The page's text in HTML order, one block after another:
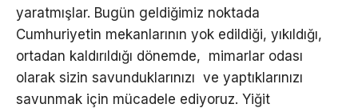
yaratmışlar. Bugün geldiğimiz noktada
Cumhuriyetin mekanlarının yok edildiği, yıkıldığı,
ortadan kaldırıldığı dönemde, mimarlar odası
olarak sizin savunduklarınızı ve yaptıklarınızı
savunmak için mücadele ediyoruz. Yiğit